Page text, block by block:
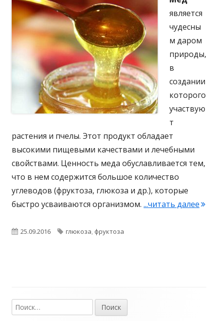
является
чудесны
м даром
природы,
в
создании
которого
участвую
т
растения и пчелы. Этот продукт обладает
высокими пищевыми качествами и лечебными
свойствами. Ценность меда обуславливается тем,
что в нем содержится большое количество
углеводов (фруктоза, глюкоза и др.), которые
быстро усваиваются организмом. ...читать далее
Опубликовано
25.09.2016 Метки
глюкоза, фруктоза
Главная
Найти: